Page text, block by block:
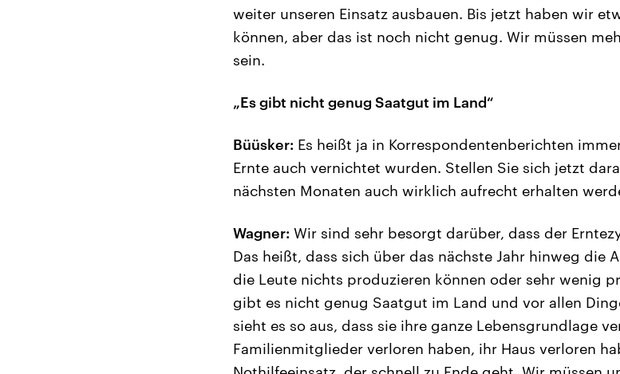
weiter unseren Einsatz ausbauen. Bis jetzt haben wir
können, aber das ist noch nicht genug. Wir müssen
sein.
„Es gibt nicht genug Saatgut im Land“
Büüsker: Es heißt ja in Korrespondentenberichten
Ernte auch vernichtet wurden. Stellen Sie sich jetzt
nächsten Monaten auch wirklich aufrecht erhalten
Wagner: Wir sind sehr besorgt darüber, dass der
Das heißt, dass sich über das nächste Jahr hinweg die
die Leute nichts produzieren können oder sehr wenig
gibt es nicht genug Saatgut im Land und vor allen
sieht es so aus, dass sie ihre ganze Lebensgrundlage
Familienmitglieder verloren haben, ihr Haus verloren